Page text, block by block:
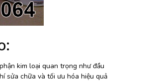
kim loại quan trọng như đầu
sửa chữa và tối ưu hóa hiệu quả